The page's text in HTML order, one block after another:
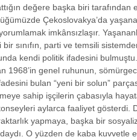
değere başka biri tarafından
Çekoslovakya’da
imkânsızlaşır.
sınıfın, parti ve temsili
kendi politik ifadesini
1968’in genel ruhunun,
bulan “yeni bir solun”
sahip işçilerin çabasıyla
aylarca faaliyet gösterdi.
yapmaya, başka bir
O yüzden de kaba kuvvetle